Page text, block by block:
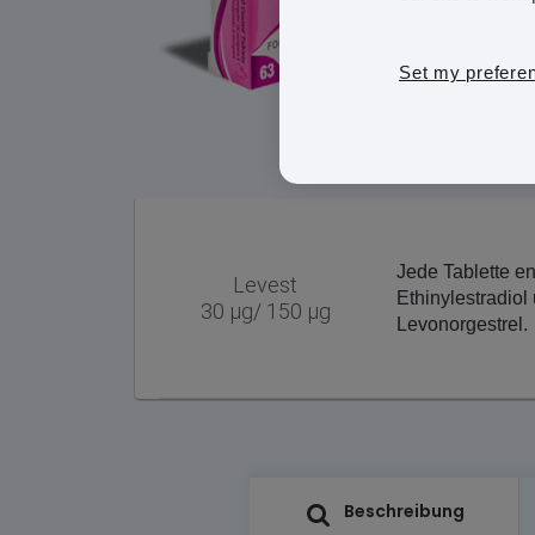
Levest
30 µg/ 150 µg
Jede Tablette
Ethinylestradiol
Levonorgestrel.
Beschreibung
Set my